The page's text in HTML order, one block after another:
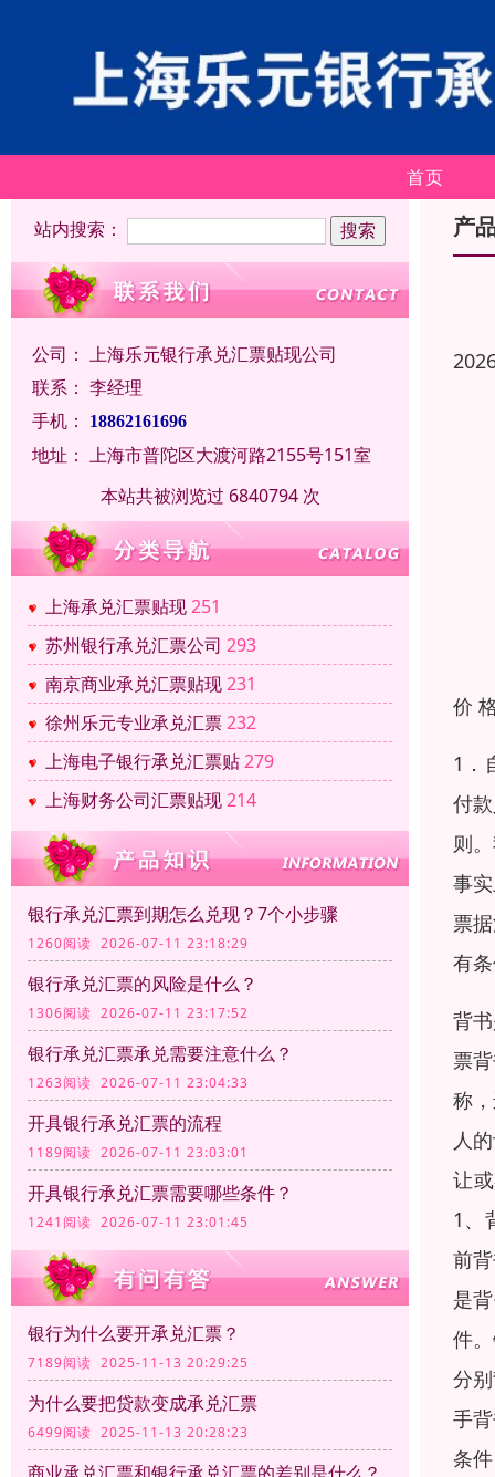
首页
站内搜索：
公司： 上海乐元银行承兑汇票贴现公司
联系： 李经理
手机：
18862161696
地址： 上海市普陀区大渡河路2155号151室
本站共被浏览过 6840794 次
上海承兑汇票贴现251
苏州银行承兑汇票公司 293
南京商业承兑汇票贴现231
徐州乐元专业承兑汇票232
上海电子银行承兑汇票贴279
上海财务公司汇票贴现214
银行承兑汇票到期怎么兑现？7个小步骤
1260阅读 2026-07-11 23:18:29
银行承兑汇票的风险是什么？
1306阅读 2026-07-11 23:17:52
银行承兑汇票承兑需要注意什么？
1263阅读 2026-07-11 23:04:33
开具银行承兑汇票的流程
1189阅读 2026-07-11 23:03:01
开具银行承兑汇票需要哪些条件？
1241阅读 2026-07-11 23:01:45
银行为什么要开承兑汇票？
7189阅读 2025-11-13 20:29:25
为什么要把贷款变成承兑汇票
6499阅读 2025-11-13 20:28:23
产
价
1．
付
则
事
票
有
背
票
称
人
让
1、
前
是
件
分
手
条